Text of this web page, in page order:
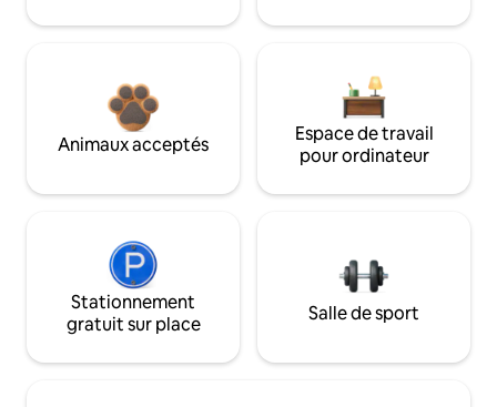
Animaux acceptés
Espace de travail
pour ordinateur
Stationnement
gratuit sur place
Salle de sport